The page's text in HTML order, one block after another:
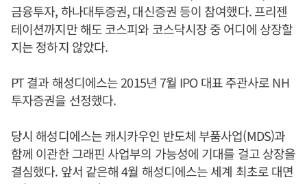
금융투자, 하나대투증권, 대신증권 등이 참여했다. 프리젠
테이션까지만 해도 코스피와 코스닥시장 중 어디에 상장할
지는 정하지 않았다.
PT 결과 해성디에스는 2015년 7월 IPO 대표 주관사로 NH
투자증권을 선정했다.
당시 해성디에스는 캐시카우인 반도체 부품사업(MDS)과
함께 이관한 그래핀 사업부의 가능성에 기대를 걸고 상장을
결심했다. 앞서 같은해 4월 해성디에스는 세계 최초로 대면